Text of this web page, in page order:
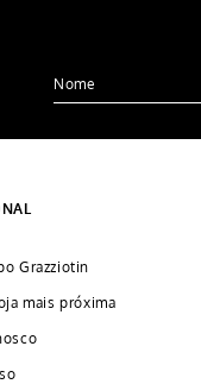
Grazziotin
mais próxima